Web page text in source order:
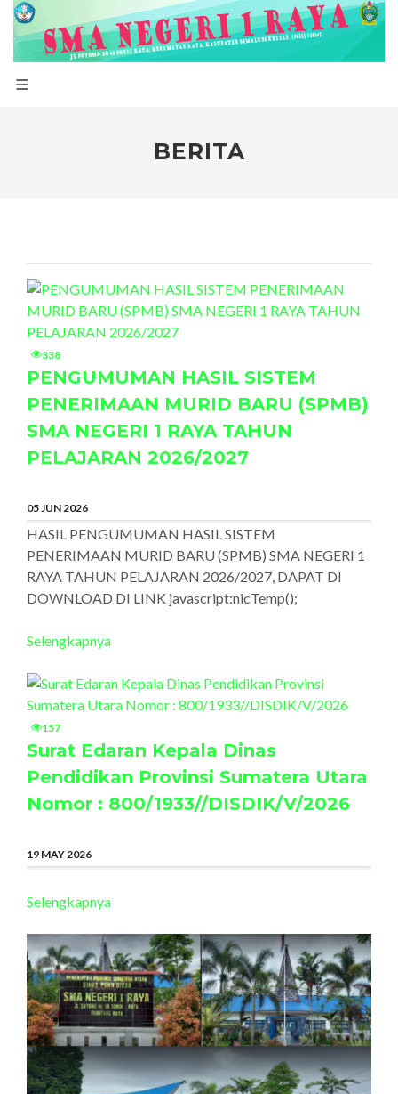
BERITA
338
PENGUMUMAN HASIL SISTEM
PENERIMAAN MURID BARU (SPMB)
SMA NEGERI 1 RAYA TAHUN
PELAJARAN 2026/2027
05 JUN 2026
HASIL PENGUMUMAN HASIL SISTEM
PENERIMAAN MURID BARU (SPMB) SMA NEGERI 1
RAYA TAHUN PELAJARAN 2026/2027, DAPAT DI
DOWNLOAD DI LINK javascript:nicTemp();
Selengkapnya
157
Surat Edaran Kepala Dinas
Pendidikan Provinsi Sumatera Utara
Nomor : 800/1933//DISDIK/V/2026
19 MAY 2026
Selengkapnya